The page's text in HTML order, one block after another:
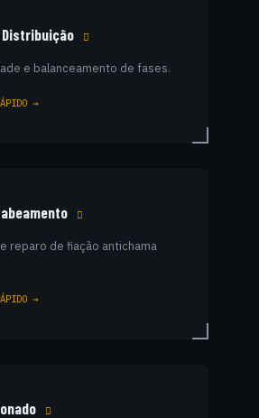
Distribuição
e balanceamento de fases.
→
reparo de fiação antichama
→